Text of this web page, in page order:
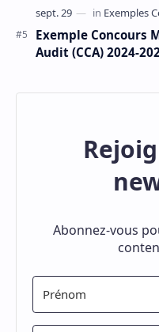
Exemple Concours
Audit (CCA) 2024-
Abonnez-vous